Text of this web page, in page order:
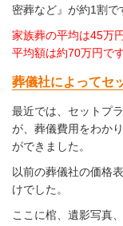
密葬など』が約1割で
家族葬の平均は45万
平均額は約70万円です
葬儀社によってセ
最近では、セットプ
が、葬儀費用をわか
ができました。
以前の葬儀社の価格
けでした。
ここに棺、遺影写真